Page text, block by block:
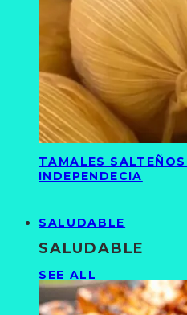
TAMALES
INDEPENDECIA
SALUDABLE
SALUDABLE
SEE ALL